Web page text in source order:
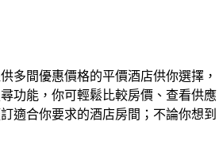
多間優惠價格的平價酒店供你選擇，
功能，你可輕鬆比較房價、查看供應
適合你要求的酒店房間；不論你想到